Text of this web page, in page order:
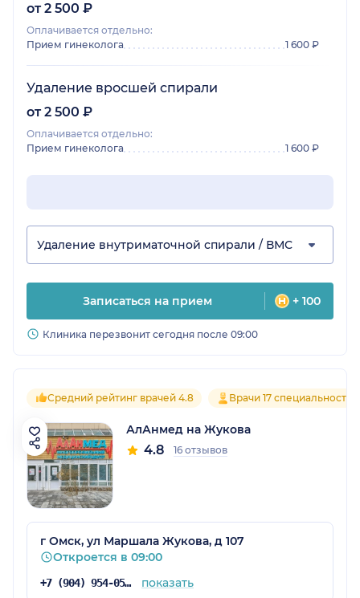
от 2 500 ₽
Оплачивается отдельно:
Прием гинеколога
1 600 ₽
Удаление вросшей спирали
от 2 500 ₽
Оплачивается отдельно:
Прием гинеколога
1 600 ₽
Удаление внутриматочной спирали / ВМС
Записаться на прием + 100
Клиника перезвонит сегодня после 09:00
Средний рейтинг врачей 4.8 Врачи 17 специальностей
АлАнмед на Жукова
4.8 16 отзывов
г Омск, ул Маршала Жукова, д 107
Откроется в 09:00
+7 (904) 954-05-74 показать